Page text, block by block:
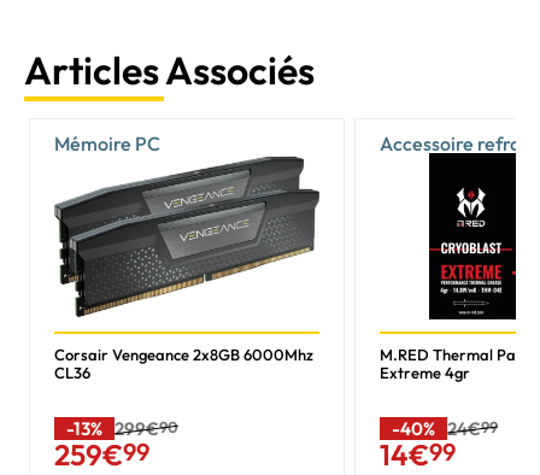
Articles Associés
Mémoire PC
Corsair Vengeance 2x8GB 6000Mhz
CL36
-13% 299€90
259€99
Accessoire
M.RED Thermal Paste
Extreme 4gr
-40% 24€99
14€99